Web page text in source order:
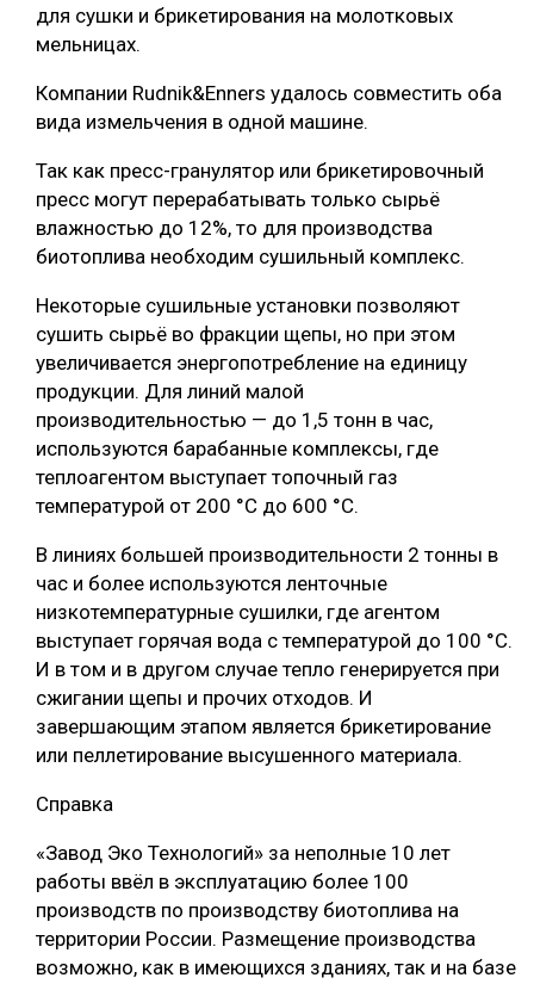
для сушки и брикетирования на молотковых
мельницах.
Компании Rudnik&Enners удалось совместить оба
вида измельчения в одной машине.
Так как пресс-гранулятор или брикетировочный
пресс могут перерабатывать только сырьё
влажностью до 12%, то для производства
биотоплива необходим сушильный комплекс.
Некоторые сушильные установки позволяют
сушить сырьё во фракции щепы, но при этом
увеличивается энергопотребление на единицу
продукции. Для линий малой
производительностью — до 1,5 тонн в час,
используются барабанные комплексы, где
теплоагентом выступает топочный газ
температурой от 200 °С до 600 °С.
В линиях большей производительности 2 тонны в
час и более используются ленточные
низкотемпературные сушилки, где агентом
выступает горячая вода с температурой до 100 °С.
И в том и в другом случае тепло генерируется при
сжигании щепы и прочих отходов. И
завершающим этапом является брикетирование
или пеллетирование высушенного материала.
Справка
«Завод Эко Технологий» за неполные 10 лет
работы ввёл в эксплуатацию более 100
производств по производству биотоплива на
территории России. Размещение производства
возможно, как в имеющихся зданиях, так и на базе